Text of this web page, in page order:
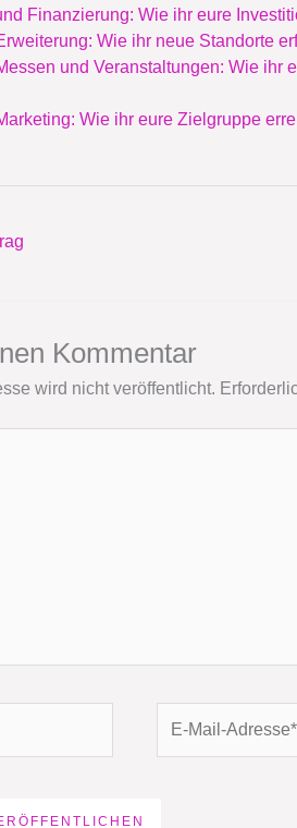
Finanzierung: Wie ihr eure
Wie ihr neue Standorte
und Veranstaltungen: Wie ihr
Wie ihr eure Zielgruppe
Kommentar
wird nicht veröffentlicht.
Mail-